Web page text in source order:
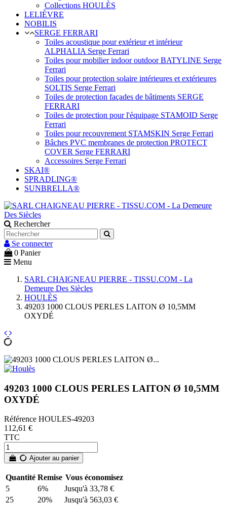
Collections HOULÈS
LELIÈVRE
NOBILIS
SERGE FERRARI
Toiles acoustique pour extérieur et intérieur
ALPHALIA Serge Ferrari
Toiles pour mobilier indoor outdoor BATYLINE Serge
Ferrari
Toiles pour protection solaire intérieures et extérieures
SOLTIS Serge Ferrari
Toiles de protection façades de bâtiments SERGE
FERRARI
Toiles de protection pour l'équipage STAMOID Serge
Ferrari
Toiles pour recouvrement STAMSKIN Serge Ferrari
Bâches PVC membranes de protection PROTECT
COVER Serge FERRARI
Accessoires Serge Ferrari
SKAI®
SPRADLING®
SUNBRELLA®
Rechercher
Se connecter
0 Panier
Menu
SARL CHAIGNEAU PIERRE - TISSU.COM - La
Demeure Des Siècles
HOULÈS
49203 1000 CLOUS PERLES LAITON Ø 10,5MM
OXYDÉ
49203 1000 CLOUS PERLES LAITON Ø 10,5MM
OXYDÉ
Référence HOULES-49203
112,61 €
TTC
Ajouter au panier
Quantité Remise Vous économisez
5
6%
Jusqu'à 33,78 €
25
20%
Jusqu'à 563,03 €